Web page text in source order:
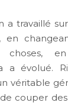
a travaillé
en
a évolué.
véritable
de couper